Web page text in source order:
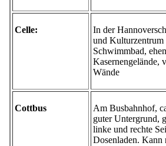
Celle:
In der
und Kulturzentrum
Schwimmbad,
Kasernengelände,
Wände
Cottbus
Am Busbahnhof,
guter Untergrund,
linke und rechte
Dosenladen. Kann